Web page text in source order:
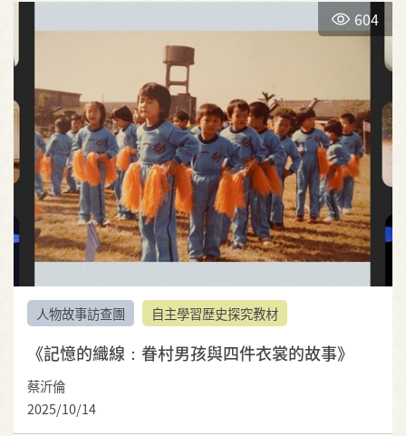
604
人物故事訪查團 自主學習歷史探究教材
《記憶的織線：眷村男孩與四件衣裳的故事》
蔡沂倫
2025/10/14